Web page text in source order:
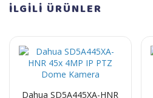
İLGİLİ ÜRÜNLER
Dahua SD5A445XA-HNR